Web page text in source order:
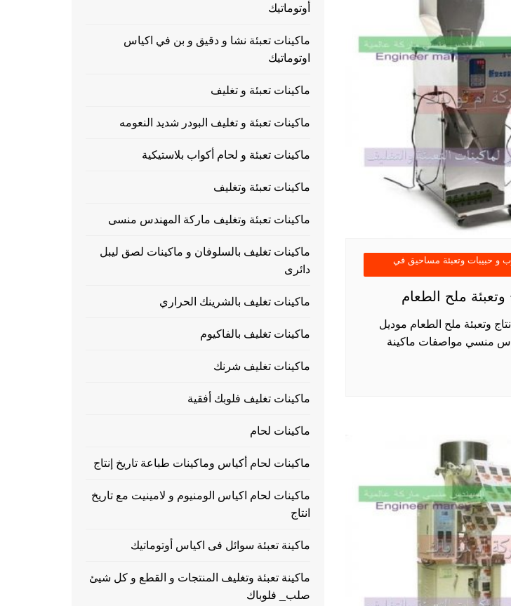
و حبيبات وتعبئة مساحيق في
ملح الطعام
وتعبئة ملح الطعام موديل
منسي مواصفات ماكينة
أوتوماتيك
ماكينات تعبئة نشا و دقيق و بن في اكياس
اوتوماتيك
ماكينات تعبئة و تغليف
ماكينات تعبئة و تغليف البودر شديد النعومه
ماكينات تعبئة و لحام أكواب بلاستيكية
ماكينات تعبئة وتغليف
ماكينات تعبئة وتغليف ماركة المهندس منسى
ماكينات تغليف بالسلوفان و ماكينات لصق ليبل
دائرى
ماكينات تغليف بالشرينك الحراري
ماكينات تغليف بالفاكيوم
ماكينات تغليف شرنك
ماكينات تغليف فلوبك أفقية
ماكينات لحام
ماكينات لحام أكياس وماكينات طباعة تاريخ إنتاج
ماكينات لحام اكياس الومنيوم و لامينيت مع تاريخ
انتاج
ماكينة تعبئة سوائل فى اكياس أوتوماتيك
ماكينة تعبئة وتغليف المنتجات و القطع و كل شيئ
صلب_ فلوباك